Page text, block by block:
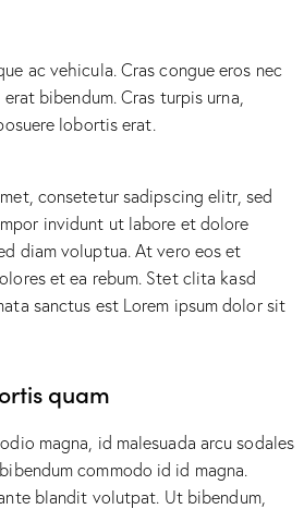
ac vehicula. Cras congue eros nec
bibendum. Cras turpis urna,
lobortis erat.
consetetur sadipscing elitr, sed
invidunt ut labore et dolore
diam voluptua. At vero eos et
et ea rebum. Stet clita kasd
sanctus est Lorem ipsum dolor sit
quam
magna, id malesuada arcu sodales
commodo id id magna.
blandit volutpat. Ut bibendum,